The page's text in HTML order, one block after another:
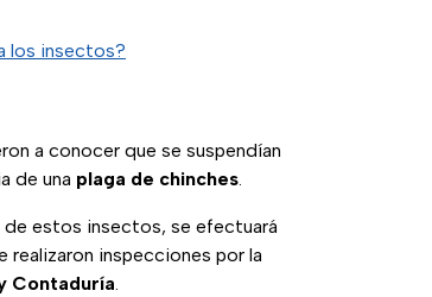
los insectos?
a conocer que se suspendían
de una plaga de chinches.
de estos insectos, se efectuará
realizaron inspecciones por la
Contaduría.